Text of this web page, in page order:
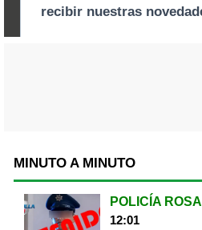
MINUTO A MINUTO
POLICÍA ROSA
12:01